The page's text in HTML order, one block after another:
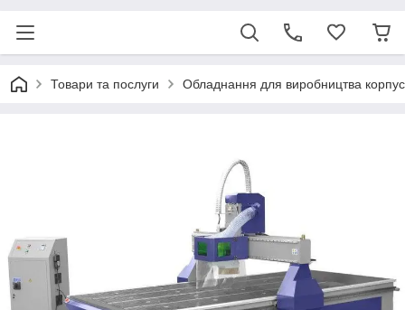
Товари та послуги Обладнання для виробництва